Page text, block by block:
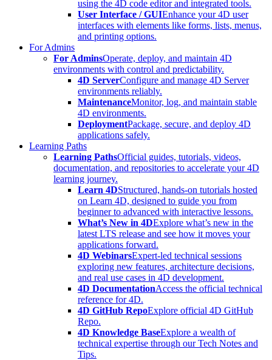
using the 4D code editor and integrated tools.
User Interface / GUIEnhance your 4D user
interfaces with elements like forms, lists, menus,
and printing options.
For Admins
For AdminsOperate, deploy, and maintain 4D
environments with control and predictability.
4D ServerConfigure and manage 4D Server
environments reliably.
MaintenanceMonitor, log, and maintain stable
4D environments.
DeploymentPackage, secure, and deploy 4D
applications safely.
Learning Paths
Learning PathsOfficial guides, tutorials, videos,
documentation, and repositories to accelerate your 4D
learning journey.
Learn 4DStructured, hands-on tutorials hosted
on Learn 4D, designed to guide you from
beginner to advanced with interactive lessons.
What’s New in 4DExplore what’s new in the
latest LTS release and see how it moves your
applications forward.
4D WebinarsExpert-led technical sessions
exploring new features, architecture decisions,
and real use cases in 4D development.
4D DocumentationAccess the official technical
reference for 4D.
4D GitHub RepoExplore official 4D GitHub
Repo.
4D Knowledge BaseExplore a wealth of
technical expertise through our Tech Notes and
Tips.